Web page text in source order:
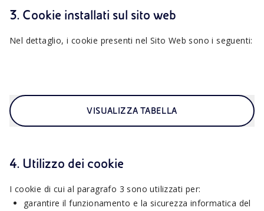
3. Cookie installati sul sito web
Nel dettaglio, i cookie presenti nel Sito Web sono i seguenti:
VISUALIZZA TABELLA
4. Utilizzo dei cookie
I cookie di cui al paragrafo 3 sono utilizzati per:
garantire il funzionamento e la sicurezza informatica del